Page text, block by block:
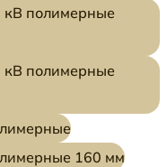
полимерные
полимерные
160 мм